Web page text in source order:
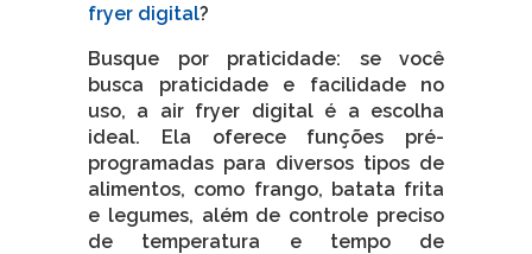
fryer digital?
Busque por praticidade: se você
busca praticidade e facilidade no
uso, a air fryer digital é a escolha
ideal. Ela oferece funções pré-
programadas para diversos tipos de
alimentos, como frango, batata frita
e legumes, além de controle preciso
de temperatura e tempo de